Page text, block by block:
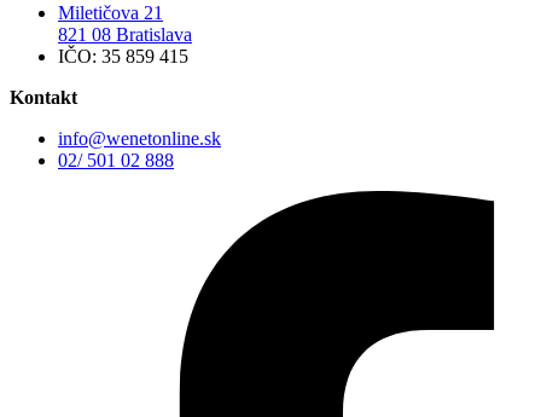
Miletičova 21
821 08 Bratislava
IČO: 35 859 415
Kontakt
info@wenetonline.sk
02/ 501 02 888